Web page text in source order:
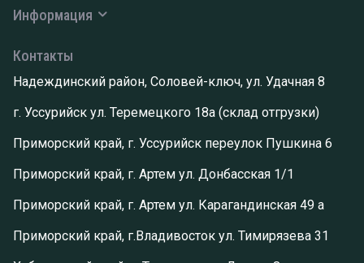
Информация
Контакты
Надеждинский район, Соловей-ключ, ул. Удачная 8
г. Уссурийск ул. Теремецкого 18а (склад отгрузки)
Приморский край, г. Уссурийск переулок Пушкина 6
Приморский край, г. Артем ул. Донбасская 1/1
Приморский край, г. Артем ул. Карагандинская 49 а
Приморский край, г.Владивосток ул. Тимирязева 31